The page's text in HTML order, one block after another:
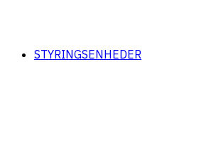
STYRINGSENHEDER